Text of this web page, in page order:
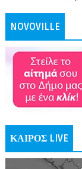
NOVOVILLE
ΚΑΙΡΟΣ LIVE